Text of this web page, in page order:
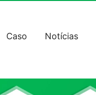
Caso Notícias